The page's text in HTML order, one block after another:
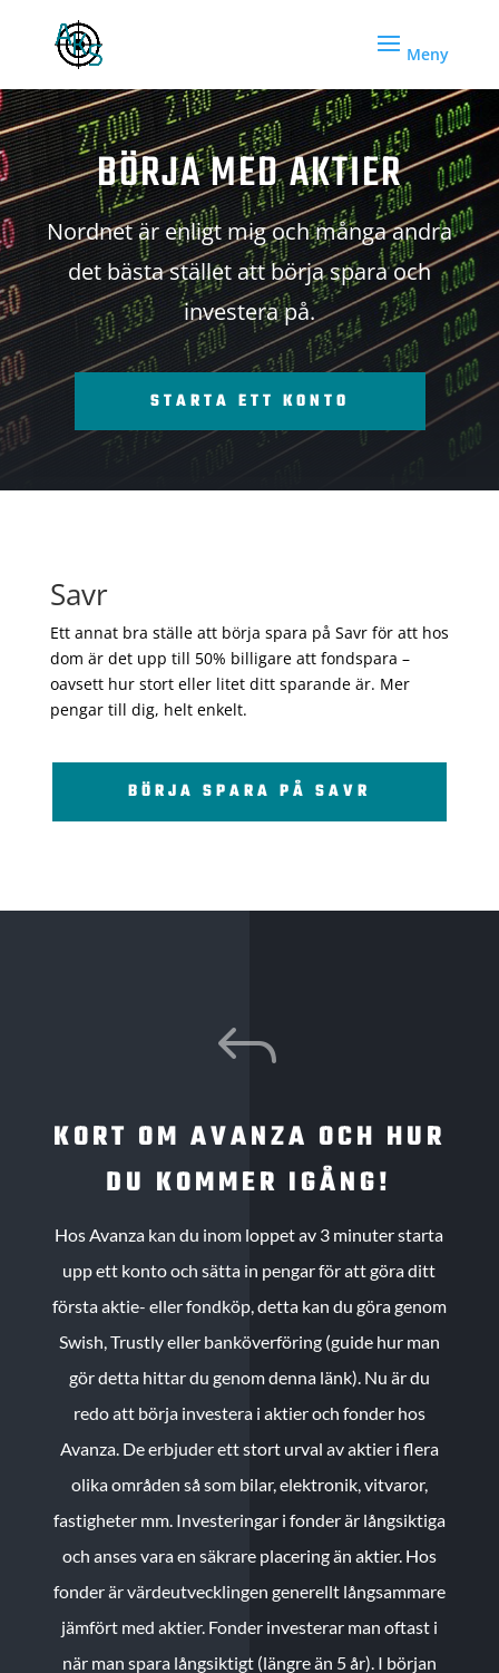
BÖRJA MED AKTIER
Nordnet är enligt mig och många andra
det bästa stället att börja spara och
investera på.
STARTA ETT KONTO
Savr
Ett annat bra ställe att börja spara på Savr för att hos
dom är det upp till 50% billigare att fondspara –
oavsett hur stort eller litet ditt sparande är. Mer
pengar till dig, helt enkelt.
BÖRJA SPARA PÅ SAVR
J
KORT OM AVANZA OCH HUR
DU KOMMER IGÅNG!
Hos Avanza kan du inom loppet av 3 minuter starta
upp ett konto och sätta in pengar för att göra ditt
första aktie- eller fondköp, detta kan du göra genom
Swish, Trustly eller banköverföring (guide hur man
gör detta hittar du genom denna länk). Nu är du
redo att börja investera i aktier och fonder hos
Avanza. De erbjuder ett stort urval av aktier i flera
olika områden så som bilar, elektronik, vitvaror,
fastigheter mm. Investeringar i fonder är långsiktiga
och anses vara en säkrare placering än aktier. Hos
fonder är värdeutvecklingen generellt långsammare
jämfört med aktier. Fonder investerar man oftast i
när man spara långsiktigt (längre än 5 år). I början